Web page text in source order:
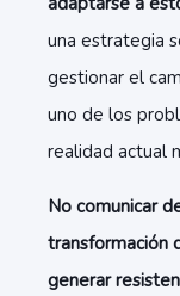
una estrategia
gestionar el
uno de los
realidad actual
No comunicar
transformación
generar